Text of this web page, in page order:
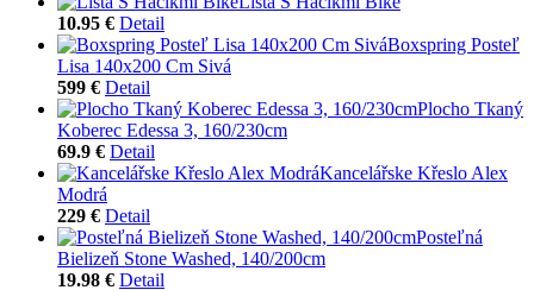
10.95 € Detail
Boxspring Posteľ
Lisa 140x200 Cm Sivá
599 € Detail
Plocho Tkaný
Koberec Edessa 3, 160/230cm
69.9 € Detail
Kancelářske Křeslo Alex
Modrá
229 € Detail
Posteľná
Bielizeň Stone Washed, 140/200cm
19.98 € Detail